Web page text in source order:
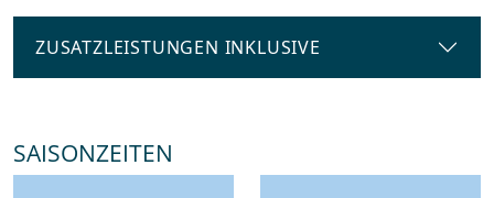
ZUSATZLEISTUNGEN INKLUSIVE
SAISONZEITEN